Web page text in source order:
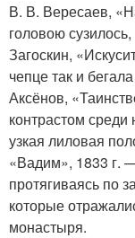
В. В. Вересаев,
головою
Загоскин,
чепце так и
Аксёнов,
контрастом
узкая лиловая
«Вадим», 1833 г.
протягиваясь по
которые
монастыря.